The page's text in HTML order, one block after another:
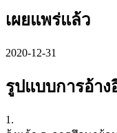
เผยแพร่แล้ว
2020-12-31
รูปแบบการอ้าง
1.